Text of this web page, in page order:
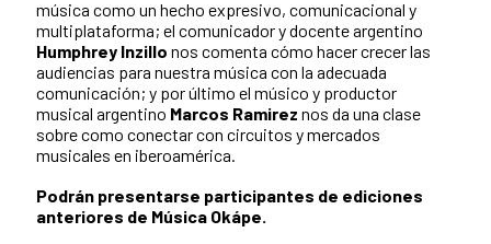
música como un hecho expresivo, comunicacional y
multiplataforma; el comunicador y docente argentino
Humphrey Inzillo nos comenta cómo hacer crecer las
audiencias para nuestra música con la adecuada
comunicación; y por último el músico y productor
musical argentino Marcos Ramirez nos da una clase
sobre como conectar con circuitos y mercados
musicales en iberoamérica.
Podrán presentarse participantes de ediciones
anteriores de Música Okápe.